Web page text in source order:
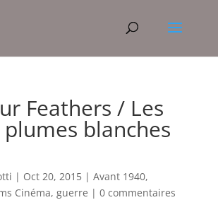
Feathers / Les
blanches
| Oct 20, 2015| Avant 1940,
Cinéma, guerre | 0 commentaires